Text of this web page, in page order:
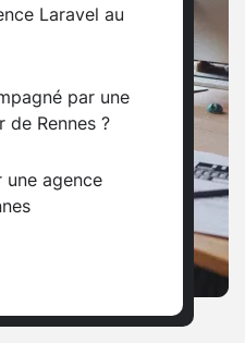
Laravel au
par une
Rennes ?
une agence